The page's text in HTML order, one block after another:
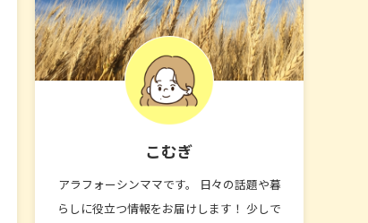
こむぎ
アラフォーシンママです。 日々の話題や暮
らしに役立つ情報をお届けします！ 少しで